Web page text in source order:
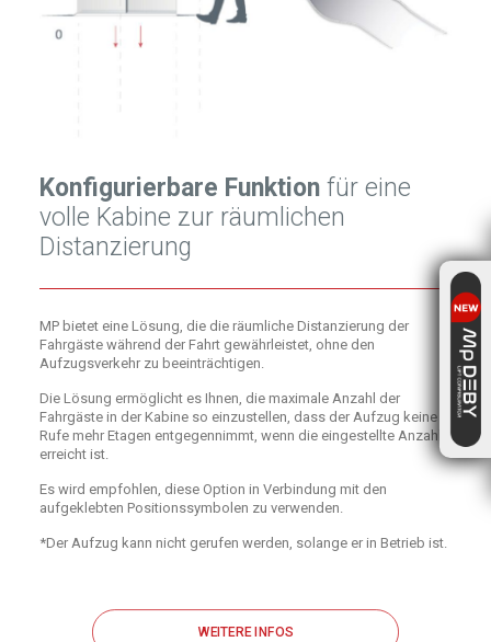
Konfigurierbare Funktion für eine
volle Kabine zur räumlichen
Distanzierung
MP bietet eine Lösung, die die räumliche Distanzierung der
Fahrgäste während der Fahrt gewährleistet, ohne den
Aufzugsverkehr zu beeinträchtigen.
Die Lösung ermöglicht es Ihnen, die maximale Anzahl der
Fahrgäste in der Kabine so einzustellen, dass der Aufzug keine
Rufe mehr Etagen entgegennimmt, wenn die eingestellte Anzahl
erreicht ist.
Es wird empfohlen, diese Option in Verbindung mit den
aufgeklebten Positionssymbolen zu verwenden.
*Der Aufzug kann nicht gerufen werden, solange er in Betrieb ist.
WEITERE INFOS